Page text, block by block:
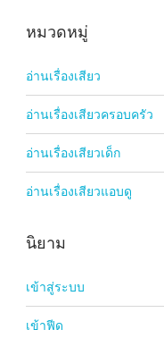
หมวดหมู่
อ่านเรื่องเสียว
อ่านเรื่องเสียวครอบครัว
อ่านเรื่องเสียวเด็ก
อ่านเรื่องเสียวแอบดู
นิยาม
เข้าสู่ระบบ
เข้าฟีด